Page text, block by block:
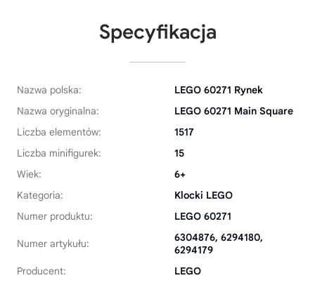
Specyfikacja
Nazwa polska:
LEGO 60271 Rynek
Nazwa oryginalna:
LEGO 60271 Main Square
Liczba elementów:
1517
Liczba minifigurek:
15
Wiek:
6+
Kategoria:
Klocki LEGO
Numer produktu:
LEGO 60271
Numer artykułu:
6304876, 6294180,
6294179
Producent:
LEGO